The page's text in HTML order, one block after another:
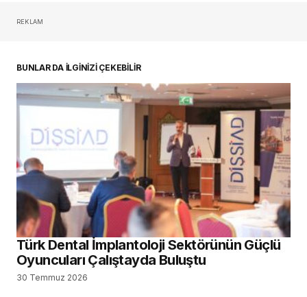
REKLAM
BUNLAR DA İLGİNİZİ ÇEKEBİLİR
Türk Dental İmplantoloji Sektörünün Güçlü
Oyuncuları Çalıştayda Buluştu
30 Temmuz 2026